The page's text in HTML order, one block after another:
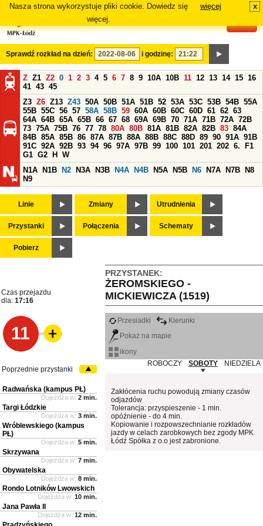
Nasza strona wykorzystuje pliki cookie. Dowiedz się
więcej.
więcej x
Sprawdź rozkład na dzień: i godzinę:
Z Z1 Z2 0 1 2 3 4 5 6 7 8 9 10A 10B 11 12 13 14 15 16
41 43 45
Z3 Z6 Z13 Z43 50A 50B 51A 51B 52 53A 53C 53B 54B 55A
55B 55C 56 57 58A 58B 59 60A 60B 60C 60D 61 62 63
64A 64B 65A 65B 66 67 68 69A 69B 70 71A 71B 72A 72B
73 75A 75B 76 77 78 80A 80B 81A 81B 82A 82B 83 84A
84B 85A 85B 86 87A 87B 88A 88B 88C 88D 89 90 91A 91B
91C 92A 92B 93 94 96 97A 97B 99 100 101 201 202 6.
F1
G1 G2 H
W
N1A
N1B N2 N3A N3B N4A N4B N5A N5B N6 N7A N7B
N8
N9
Linie Zmiany Utrudnienia
Przystanki Połączenia Schematy
Pobierz
PRZYSTANEK:
ŻEROMSKIEGO -
MICKIEWICZA (1519)
Czas przejazdu
dla: 17:16
11
Przesiadki
Kierunki
Pokaż na mapie
ikony
ROBOCZY
SOBOTY NIEDZIELA
Zakłócenia ruchu powodują zmiany czasów
odjazdów
Tolerancja: przyspieszenie - 1 min.
opóźnienie - do 4 min.
Kopiowanie i rozpowszechnianie rozkładów
jazdy w celach zarobkowych bez zgody MPK
Łódź Spółka z o.o jest zabronione.
Poprzednie przystanki
Radwańska (kampus PŁ)
Dojeżdża w: 2 min.
Targi Łódzkie
Dojeżdża w: 3 min.
Wróblewskiego (kampus
PŁ)
Dojeżdża w: 5 min.
Skrzywana
Dojeżdża w: 7 min.
Obywatelska
Dojeżdża w: 8 min.
Rondo Lotników Lwowskich
Dojeżdża w: 10 min.
Jana Pawła II
Dojeżdża w: 12 min.